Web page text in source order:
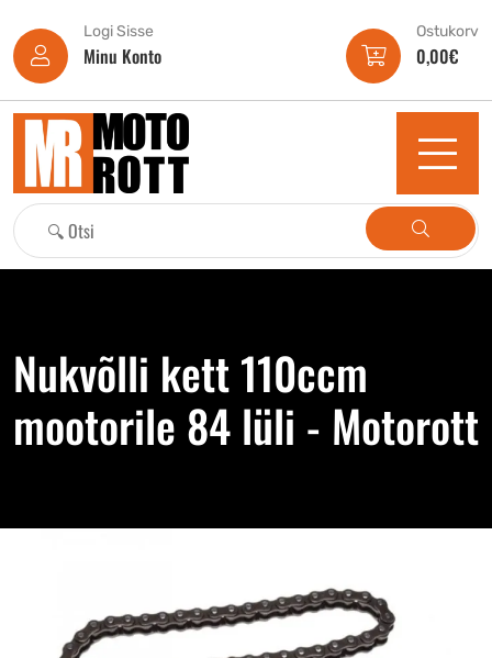
Logi Sisse
Minu Konto
Ostukorv
0,00€
Nukvõlli kett 110ccm
mootorile 84 lüli - Motorott